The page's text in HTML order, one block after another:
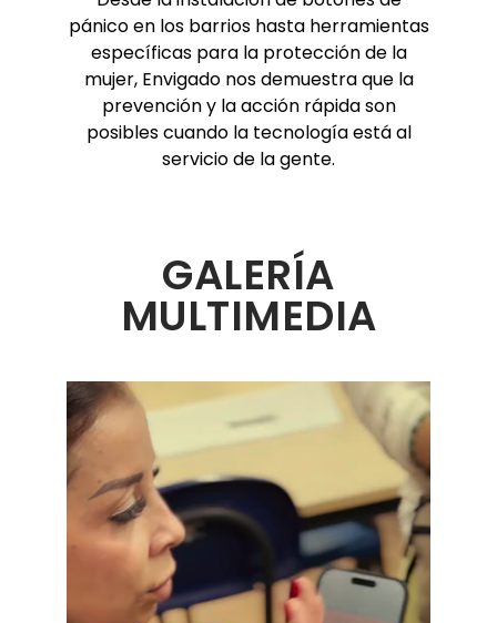
pánico en los barrios hasta herramientas
específicas para la protección de la
mujer, Envigado nos demuestra que la
prevención y la acción rápida son
posibles cuando la tecnología está al
servicio de la gente.
GALERÍA
MULTIMEDIA